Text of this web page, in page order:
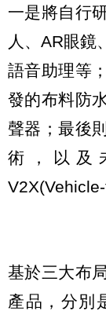
一是將自行
人、AR眼鏡
語音助理等
發的布料防
聲器；最後
術，以及
基於三大布
產品，分別